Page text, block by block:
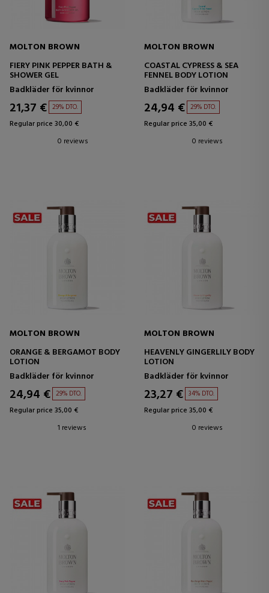
MOLTON BROWN
FIERY PINK PEPPER BATH &
SHOWER GEL
Badkläder för kvinnor
21,37 € 29% DTO.
Regular price 30,00 €
0 reviews
MOLTON BROWN
COASTAL CYPRESS & SEA
FENNEL BODY LOTION
Badkläder för kvinnor
24,94 € 29% DTO.
Regular price 35,00 €
0 reviews
MOLTON BROWN
ORANGE & BERGAMOT BODY
LOTION
Badkläder för kvinnor
24,94 € 29% DTO.
Regular price 35,00 €
1 reviews
MOLTON BROWN
HEAVENLY GINGERLILY BODY
LOTION
Badkläder för kvinnor
23,27 € 34% DTO.
Regular price 35,00 €
0 reviews